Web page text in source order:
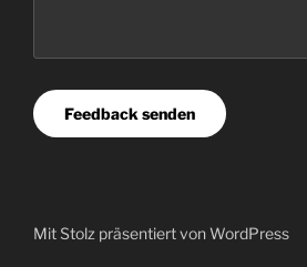
Feedback senden
Mit Stolz präsentiert von WordPress